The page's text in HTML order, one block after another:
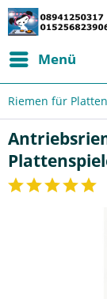
Menü
Riemen für